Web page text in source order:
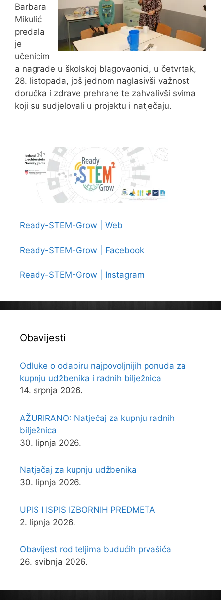
Barbara
Mikulić
predala
je
učenicim
a nagrade u školskoj blagovaonici, u četvrtak,
28. listopada, još jednom naglasivši važnost
doručka i zdrave prehrane te zahvalivši svima
koji su sudjelovali u projektu i natječaju.
Ready-STEM-Grow | Web
Ready-STEM-Grow | Facebook
Ready-STEM-Grow | Instagram
Obavijesti
Odluke o odabiru najpovoljnijih ponuda za
kupnju udžbenika i radnih bilježnica
14. srpnja 2026.
AŽURIRANO: Natječaj za kupnju radnih
bilježnica
30. lipnja 2026.
Natječaj za kupnju udžbenika
30. lipnja 2026.
UPIS I ISPIS IZBORNIH PREDMETA
2. lipnja 2026.
Obavijest roditeljima budućih prvašića
26. svibnja 2026.